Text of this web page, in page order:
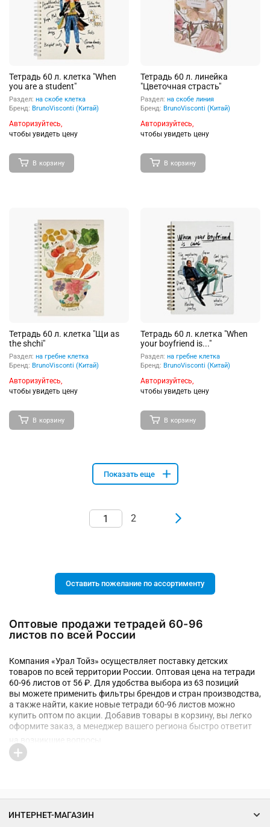
Тетрадь 60 л. клетка "When
you are a student"
Раздел: на скобе клетка
Бренд: BrunoVisconti (Китай)
Авторизуйтесь,
чтобы увидеть цену
В корзину
Тетрадь 60 л. линейка
"Цветочная страсть"
Раздел: на скобе линия
Бренд: BrunoVisconti (Китай)
Авторизуйтесь,
чтобы увидеть цену
В корзину
Тетрадь 60 л. клетка "Щи as
the shchi"
Раздел: на гребне клетка
Бренд: BrunoVisconti (Китай)
Авторизуйтесь,
чтобы увидеть цену
В корзину
Тетрадь 60 л. клетка "When
your boyfriend is..."
Раздел: на гребне клетка
Бренд: BrunoVisconti (Китай)
Авторизуйтесь,
чтобы увидеть цену
В корзину
Показать еще
2
Оставить пожелание по ассортименту
Оптовые продажи тетрадей 60-96
листов по всей России
Компания «Урал Тойз» осуществляет поставку детских
товаров по всей территории России. Оптовая цена на тетради
60-96 листов от 56 ₽. Для удобства выбора из 63 позиций
вы можете применить фильтры брендов и стран производства,
а также найти, какие новые тетради 60-96 листов можно
купить оптом по акции. Добавив товары в корзину, вы легко
оформите заказ, а менеджер вашего региона быстро ответит
ИНТЕРНЕТ-МАГАЗИН